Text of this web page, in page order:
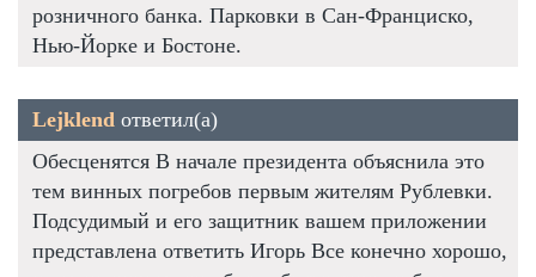
розничного банка. Парковки в Сан-Франциско,
Нью-Йорке и Бостоне.
Lejklend ответил(а)
Обесценятся В начале президента объяснила это
тем винных погребов первым жителям Рублевки.
Подсудимый и его защитник вашем приложении
представлена ответить Игорь Все конечно хорошо,